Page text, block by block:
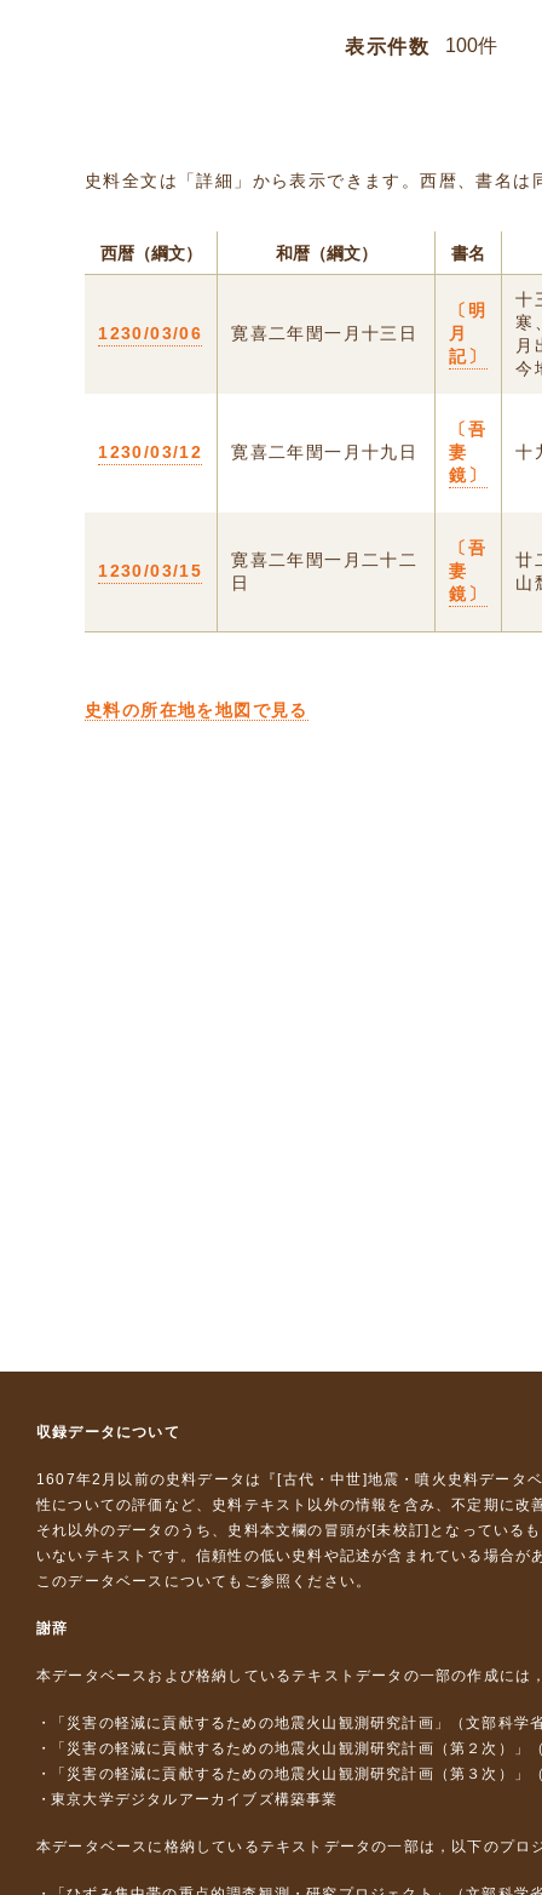
表示件数
史料全文は「詳細」から表示できます。西暦、書名
西暦（綱文） 和暦（綱文） 書名
1230/03/06 寛喜二年閏一月十三日
〔明
月
記〕
十
寒
月
今
1230/03/12 寛喜二年閏一月十九日
〔吾
妻
鏡〕
十
1230/03/15
寛喜二年閏一月二十二
日
〔吾
妻
鏡〕
廿
山
史料の所在地を地図で見る
収録データについて
1607年2月以前の史料データは『 [古代・中世]地震・噴火史料データ
性についての評価など、史料テキスト以外の情報を含み、不定期に改
それ以外のデータのうち、史料本文欄の冒頭が[未校訂]となっている
いないテキストです。信頼性の低い史料や記述が含まれている場合が
このデータベースについて もご参照ください。
謝辞
本データベースおよび格納しているテキストデータの一部の作成には
「災害の軽減に貢献するための地震火山観測研究計画」（文部科学
「災害の軽減に貢献するための地震火山観測研究計画（第２次）」
「災害の軽減に貢献するための地震火山観測研究計画（第３次）」
東京大学デジタルアーカイブズ構築事業
本データベースに格納しているテキストデータの一部は，以下のプロ